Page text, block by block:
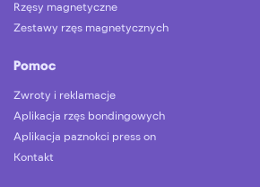
Rzęsy magnetyczne
Zestawy rzęs magnetycznych
Pomoc
Zwroty i reklamacje
Aplikacja rzęs bondingowych
Aplikacja paznokci press on
Kontakt